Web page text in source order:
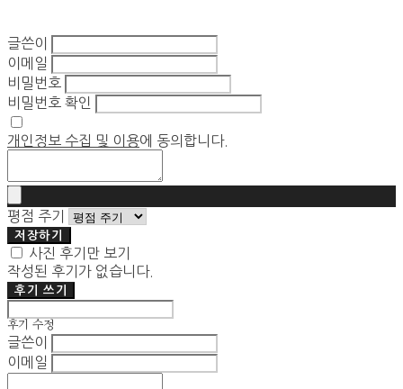
글쓴이
이메일
비밀번호
비밀번호 확인
개인정보 수집 및 이용에 동의합니다.
평점 주기
저장하기
사진 후기만 보기
작성된 후기가 없습니다.
후기 쓰기
후기 수정
글쓴이
이메일